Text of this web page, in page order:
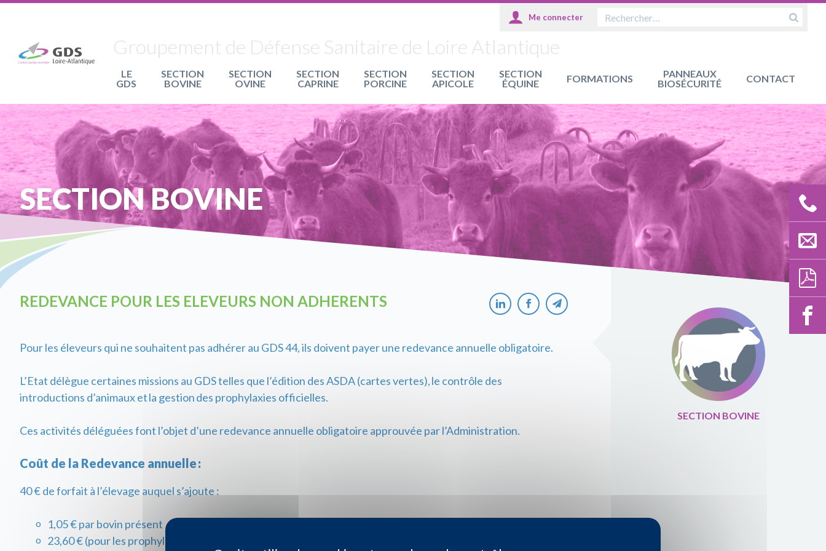
Groupement de Défense Sanitaire de Loire Atlantique
LE
GDS
SECTION
BOVINE
SECTION
OVINE
SECTION
CAPRINE
SECTION
PORCINE
SECTION
APICOLE
SECTION
ÉQUINE
FORMATIONS
PANNEAUX
BIOSÉCURITÉ
CONTACT
OK
SECTION BOVINE
REDEVANCE POUR LES ELEVEURS NON ADHERENTS
Pour les éleveurs qui ne souhaitent pas adhérer au GDS 44, ils doivent payer une redevance annuelle obligatoire.
L’Etat délègue certaines missions au GDS telles que l’édition des ASDA (cartes vertes), le contrôle des
introductions d’animaux et la gestion des prophylaxies officielles.
Ces activités déléguées font l’objet d’une redevance annuelle obligatoire approuvée par l’Administration.
Coût de la Redevance annuelle :
40 € de forfait à l’élevage auquel s’ajoute :
1,05 € par bovin présent
23,60 € (pour les prophylaxies officielles lait)
SECTION BOVINE